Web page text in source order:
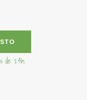
de 24h.